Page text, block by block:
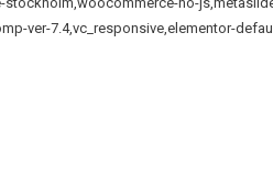
ver-7.4,vc_responsive,elementor-